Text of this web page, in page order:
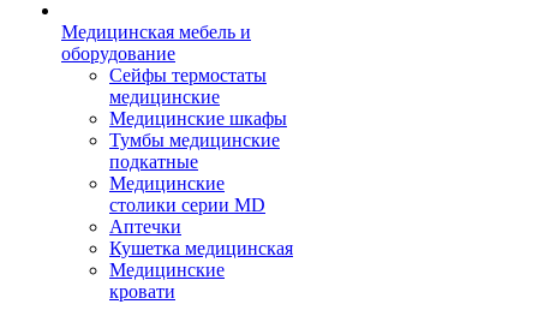
Медицинская мебель и
оборудование
Сейфы термостаты
медицинские
Медицинские шкафы
Тумбы медицинские
подкатные
Медицинские
столики серии MD
Аптечки
Кушетка медицинская
Медицинские
кровати